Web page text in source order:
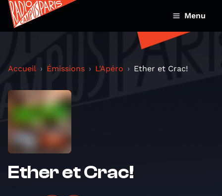
Menu
Accueil Émissions L'Apéro Ether et Crac!
Ether et Crac!